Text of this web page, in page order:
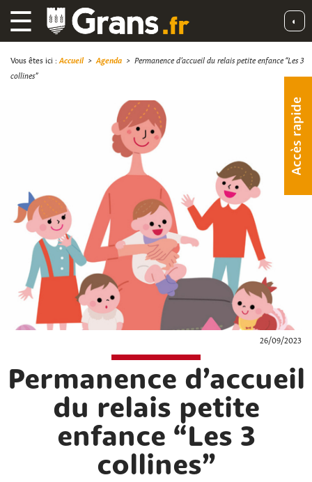
☰ ◐
Accès rapide
Vous êtes ici : Accueil> Agenda > Permanence d’accueil du relais petite enfance “Les 3
collines”
26/09/2023
Permanence d’accueil
du relais petite
enfance “Les 3
collines”